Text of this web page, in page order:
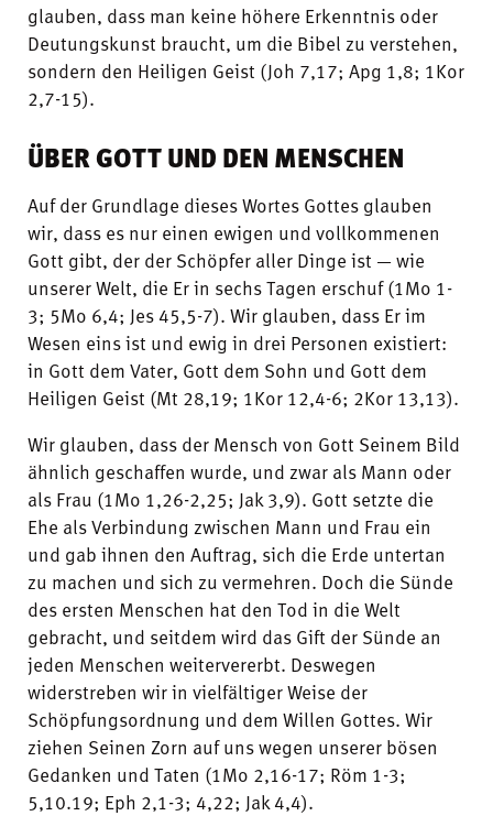
glauben, dass man keine höhere Erkenntnis oder
Deutungskunst braucht, um die Bibel zu verstehen,
sondern den Heiligen Geist (Joh 7,17; Apg 1,8; 1Kor
2,7-15).
ÜBER GOTT UND DEN MENSCHEN
Auf der Grundlage dieses Wortes Gottes glauben
wir, dass es nur einen ewigen und vollkommenen
Gott gibt, der der Schöpfer aller Dinge ist — wie
unserer Welt, die Er in sechs Tagen erschuf (1Mo 1-
3; 5Mo 6,4; Jes 45,5-7). Wir glauben, dass Er im
Wesen eins ist und ewig in drei Personen existiert:
in Gott dem Vater, Gott dem Sohn und Gott dem
Heiligen Geist (Mt 28,19; 1Kor 12,4-6; 2Kor 13,13).
Wir glauben, dass der Mensch von Gott Seinem Bild
ähnlich geschaffen wurde, und zwar als Mann oder
als Frau (1Mo 1,26-2,25; Jak 3,9). Gott setzte die
Ehe als Verbindung zwischen Mann und Frau ein
und gab ihnen den Auftrag, sich die Erde untertan
zu machen und sich zu vermehren. Doch die Sünde
des ersten Menschen hat den Tod in die Welt
gebracht, und seitdem wird das Gift der Sünde an
jeden Menschen weitervererbt. Deswegen
widerstreben wir in vielfältiger Weise der
Schöpfungsordnung und dem Willen Gottes. Wir
ziehen Seinen Zorn auf uns wegen unserer bösen
Gedanken und Taten (1Mo 2,16-17; Röm 1-3;
5,10.19; Eph 2,1-3; 4,22; Jak 4,4).